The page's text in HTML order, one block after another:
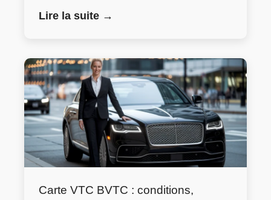
Lire la suite →
Carte VTC BVTC : conditions,